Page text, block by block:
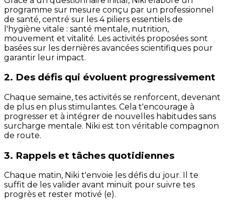
programme sur mesure conçu par un professionnel
de santé, centré sur les 4 piliers essentiels de
l'hygiène vitale : santé mentale, nutrition,
mouvement et vitalité. Les activités proposées sont
basées sur les dernières avancées scientifiques pour
garantir leur impact.
2. Des défis qui évoluent progressivement
Chaque semaine, tes activités se renforcent, devenant
de plus en plus stimulantes. Cela t'encourage à
progresser et à intégrer de nouvelles habitudes sans
surcharge mentale. Niki est ton véritable compagnon
de route.
3. Rappels et tâches quotidiennes
Chaque matin, Niki t'envoie les défis du jour. Il te
suffit de les valider avant minuit pour suivre tes
progrès et rester motivé (e).